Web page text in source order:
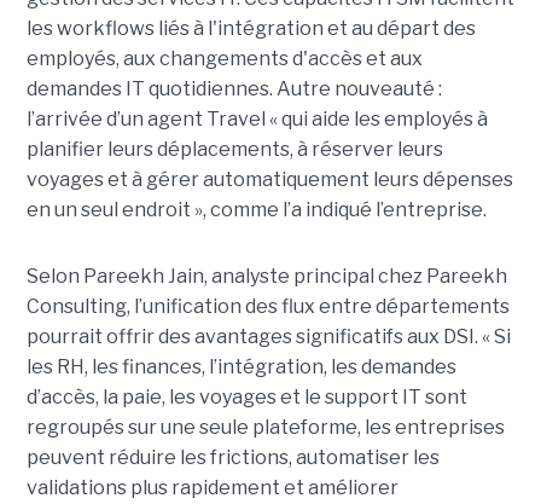
les workflows liés à l'intégration et au départ des
employés, aux changements d'accès et aux
demandes IT quotidiennes. Autre nouveauté :
l’arrivée d’un agent Travel « qui aide les employés à
planifier leurs déplacements, à réserver leurs
voyages et à gérer automatiquement leurs dépenses
en un seul endroit », comme l’a indiqué l’entreprise.
Selon Pareekh Jain, analyste principal chez Pareekh
Consulting, l’unification des flux entre départements
pourrait offrir des avantages significatifs aux DSI. « Si
les RH, les finances, l’intégration, les demandes
d’accès, la paie, les voyages et le support IT sont
regroupés sur une seule plateforme, les entreprises
peuvent réduire les frictions, automatiser les
validations plus rapidement et améliorer